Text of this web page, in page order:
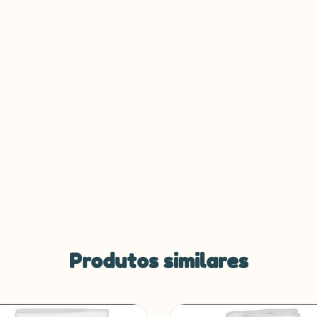
Produtos similares